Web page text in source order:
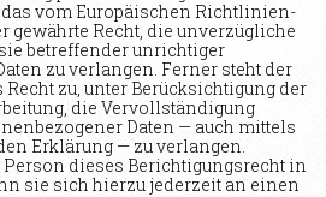
vom Europäischen Richtlinien-
gewährte Recht, die unverzügliche
betreffender unrichtiger
zu verlangen. Ferner steht der
zu, unter Berücksichtigung der
die Vervollständigung
Daten — auch mittels
Erklärung — zu verlangen.
dieses Berichtigungsrecht in
sie sich hierzu jederzeit an einen